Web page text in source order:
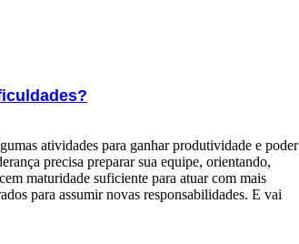
atividades para ganhar produtividade e poder
precisa preparar sua equipe, orientando,
maturidade suficiente para atuar com mais
para assumir novas responsabilidades. E vai